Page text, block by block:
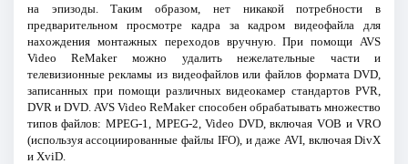
на эпизоды. Таким образом, нет никакой потребности в
предварительном просмотре кадра за кадром видеофайла для
нахождения монтажных переходов вручную. При помощи AVS
Video ReMaker можно удалить нежелательные части и
телевизионные рекламы из видеофайлов или файлов формата DVD,
записанных при помощи различных видеокамер стандартов PVR,
DVR и DVD. AVS Video ReMaker способен обрабатывать множество
типов файлов: MPEG-1, MPEG-2, Video DVD, включая VOB и VRO
(используя ассоциированные файлы IFO), и даже AVI, включая DivX
и XviD.